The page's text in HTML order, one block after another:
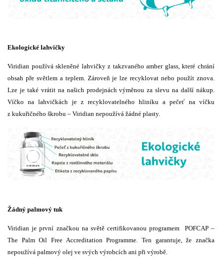
Ekologické lahvičky
Viridian používá skleněné lahvičky z takzvaného amber glass, které chrání
obsah pře světlem a teplem. Zároveň je lze recyklovat nebo použít znova.
Lze je také vrátit na našich prodejnách výměnou za slevu na další nákup.
Víčko na lahvičkách je z recyklovatelného hliníku a pečeť na víčku
z kukuřičného škrobu – Viridian nepoužívá žádné plasty.
Žádný palmový tuk
Viridian je první značkou na světě certifikovanou programem POFCAP –
The Palm Oil Free Accreditation Programme. Ten garantuje, že značka
nepoužívá palmový olej ve svých výrobcích ani při výrobě.